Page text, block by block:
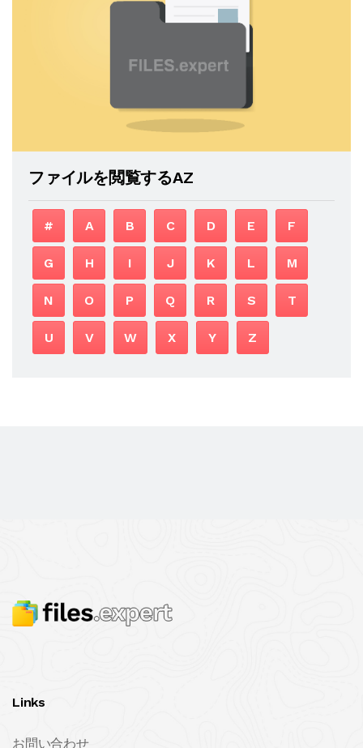
ファイルを閲覧するAZ
# A B C D E F
G H I J K L M
N O P Q R S T
U V W X Y Z
Links
お問い合わせ